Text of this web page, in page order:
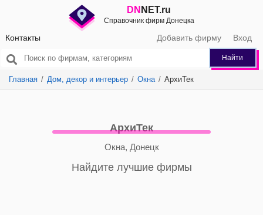
DN NET.ru
Справочник фирм Донецка
Контакты Добавить фирму Вход
Найти
Главная Дом, декор и интерьер Окна АрхиТек
АрхиТек
Окна, Донецк
Найдите лучшие фирмы